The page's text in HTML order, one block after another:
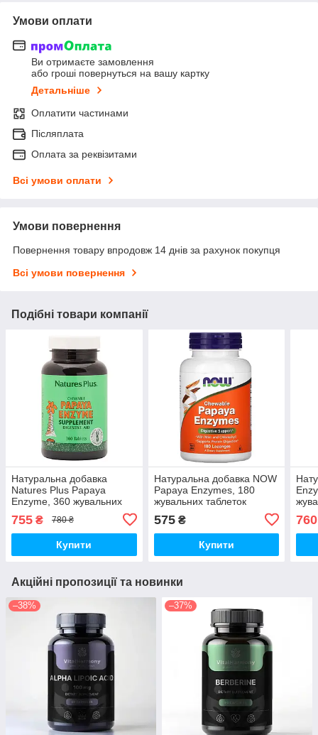
Умови оплати
Ви отримаєте замовлення
або гроші повернуться на вашу картку
Детальніше
Оплатити частинами
Післяплата
Оплата за реквізитами
Всі умови оплати
Умови повернення
Повернення товару впродовж 14 днів за рахунок покупця
Всі умови повернення
Подібні товари компанії
Натуральна добавка
Natures Plus Papaya
Enzyme, 360 жувальних
755 ₴ 780 ₴
Купити
Натуральна добавка NOW
Papaya Enzymes, 180
жувальних таблеток
575₴
Купити
760
Акційні пропозиції та новинки
–38% –37%